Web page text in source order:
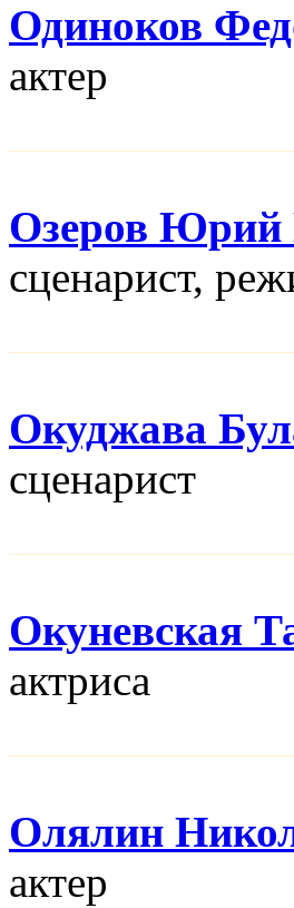
Одиноков
актер
Озеров Юрий
сценарист,
Окуджава
сценарист
Окуневская
актриса
Олялин
актер